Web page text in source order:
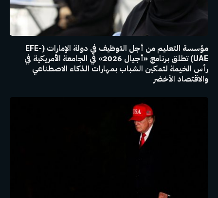
مؤسسة التعليم من أجل التوظيف في دولة الإمارات (EFE-
UAE) تطلق برنامج «أجيال 2026» في الجامعة الأمريكية في
رأس الخيمة لتمكين الشباب بمهارات الذكاء الاصطناعي
والاقتصاد الأخضر